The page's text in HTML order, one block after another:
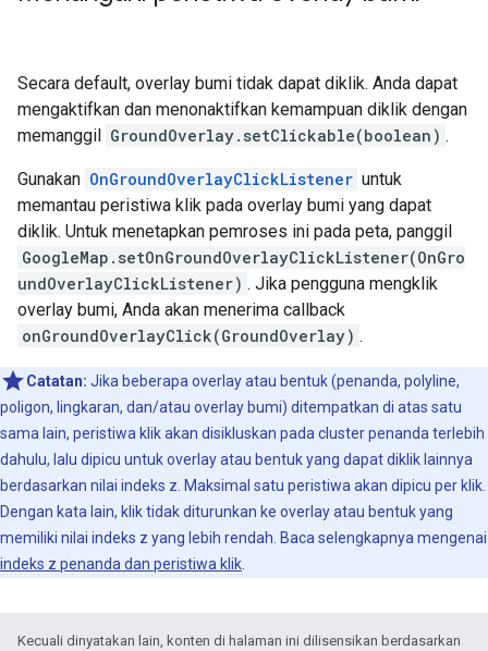
Secara default, overlay bumi tidak dapat diklik. Anda dapat
mengaktifkan dan menonaktifkan kemampuan diklik dengan
memanggil
GroundOverlay.setClickable(boolean) .
Gunakan OnGroundOverlayClickListener untuk
memantau peristiwa klik pada overlay bumi yang dapat
diklik. Untuk menetapkan pemroses ini pada peta, panggil
GoogleMap.setOnGroundOverlayClickListener(OnGro
undOverlayClickListener) . Jika pengguna mengklik
overlay bumi, Anda akan menerima callback
onGroundOverlayClick(GroundOverlay) .
Catatan: Jika beberapa overlay atau bentuk (penanda, polyline,
poligon, lingkaran, dan/atau overlay bumi) ditempatkan di atas satu
sama lain, peristiwa klik akan disikluskan pada cluster penanda terlebih
dahulu, lalu dipicu untuk overlay atau bentuk yang dapat diklik lainnya
berdasarkan nilai indeks z. Maksimal satu peristiwa akan dipicu per klik.
Dengan kata lain, klik tidak diturunkan ke overlay atau bentuk yang
memiliki nilai indeks z yang lebih rendah. Baca selengkapnya mengenai
indeks z penanda dan peristiwa klik.
Kecuali dinyatakan lain, konten di halaman ini dilisensikan berdasarkan